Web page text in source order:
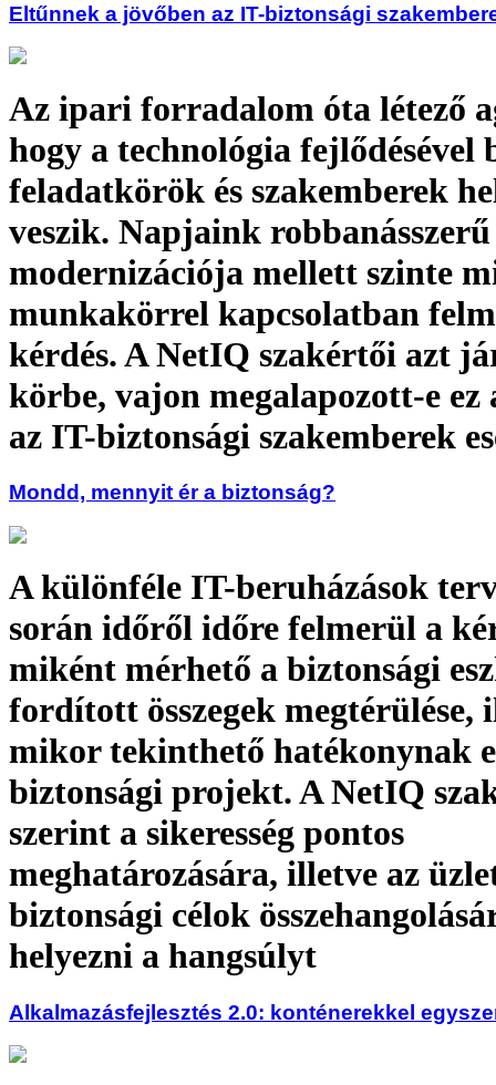
Eltűnnek a jövőben az IT-biztonsági
Az ipari forradalom óta létező
hogy a technológia fejlődésével
feladatkörök és szakemberek
veszik. Napjaink robbanásszerű
modernizációja mellett szinte
munkakörrel kapcsolatban
kérdés. A NetIQ szakértői azt
körbe, vajon megalapozott-e ez
az IT-biztonsági szakemberek
Mondd, mennyit ér a biztonság?
A különféle IT-beruházások
során időről időre felmerül a
miként mérhető a biztonsági
fordított összegek megtérülése,
mikor tekinthető hatékonynak
biztonsági projekt. A NetIQ
szerint a sikeresség pontos
meghatározására, illetve az
biztonsági célok
helyezni a hangsúlyt
Alkalmazásfejlesztés 2.0: konténerekkel